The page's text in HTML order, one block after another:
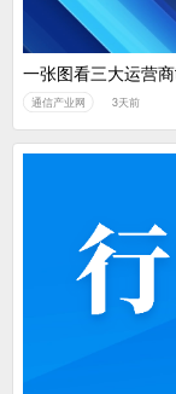
一张图看三大运营
通信产业网 3天前